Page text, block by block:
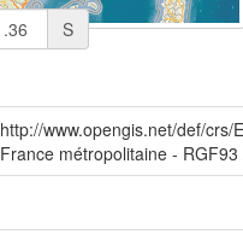
S
http://www.opengis.net/def/crs/
France métropolitaine -